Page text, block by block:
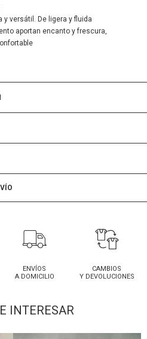
y versátil. De ligera y fluida
aportan encanto y frescura,
ENVÍOS
A DOMICILIO
CAMBIOS
Y DEVOLUCIONES
INTERESAR